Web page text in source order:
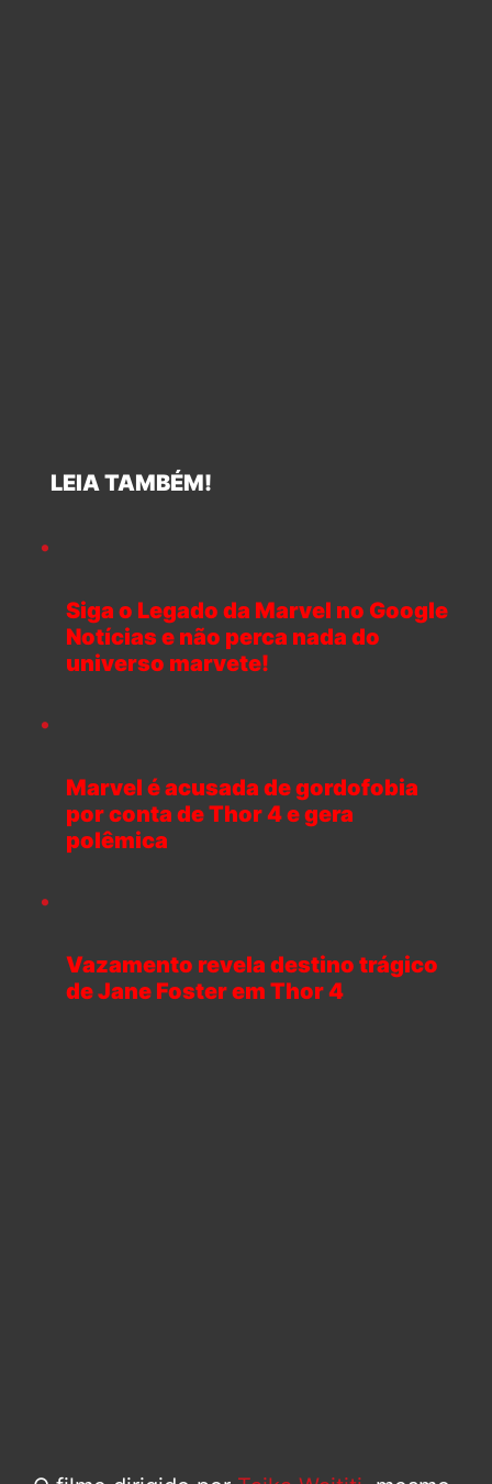
LEIA TAMBÉM!
Siga o Legado da Marvel no Google
Notícias e não perca nada do
universo marvete!
Marvel é acusada de gordofobia
por conta de Thor 4 e gera
polêmica
Vazamento revela destino trágico
de Jane Foster em Thor 4